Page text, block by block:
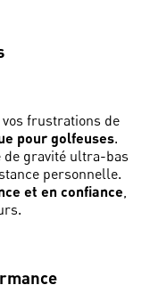
frustrations de
pour golfeuses.
de gravité ultra-bas
personnelle.
et en confiance,